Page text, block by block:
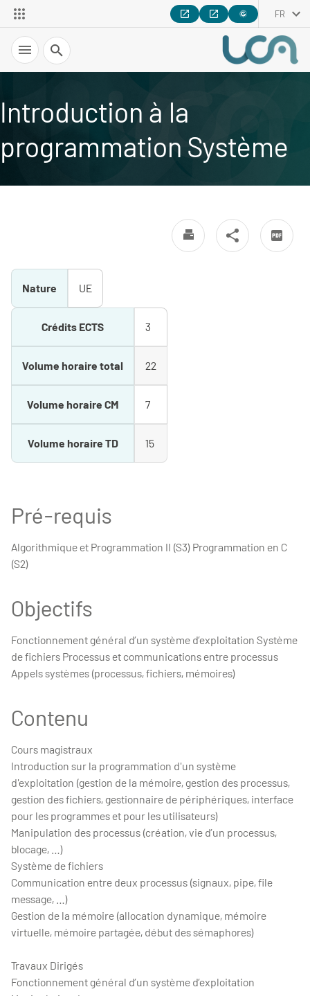
FR
Recherche
Introduction à la
programmation Système
Nature UE
Crédits ECTS 3
Volume horaire total 22
Volume horaire CM 7
Volume horaire TD 15
Pré-requis
Algorithmique et Programmation II (S3) Programmation en C
(S2)
Objectifs
Fonctionnement général d’un système d’exploitation Système
de fichiers Processus et communications entre processus
Appels systèmes (processus, fichiers, mémoires)
Contenu
Cours magistraux
Introduction sur la programmation d'un système
d'exploitation (gestion de la mémoire, gestion des processus,
gestion des fichiers, gestionnaire de périphériques, interface
pour les programmes et pour les utilisateurs)
Manipulation des processus (création, vie d’un processus,
blocage, …)
Système de fichiers
Communication entre deux processus (signaux, pipe, file
message, …)
Gestion de la mémoire (allocation dynamique, mémoire
virtuelle, mémoire partagée, début des sémaphores)
Travaux Dirigés
Fonctionnement général d’un système d’exploitation